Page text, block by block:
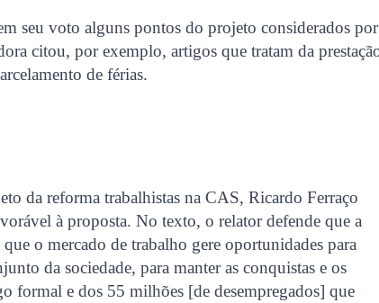
seu voto alguns pontos do projeto considerados por
citou, por exemplo, artigos que tratam da
de férias.
da reforma trabalhistas na CAS, Ricardo Ferraço
à proposta. No texto, o relator defende que a
o mercado de trabalho gere oportunidades para
da sociedade, para manter as conquistas e os
formal e dos 55 milhões [de desempregados] que